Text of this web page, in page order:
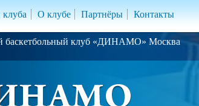
О клубе Партнёры Контакты
баскетбольный клуб «ДИНАМО» Москва